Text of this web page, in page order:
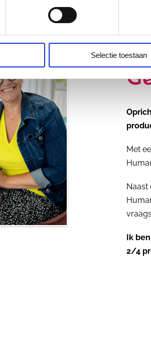
Selectie toestaan
Ik
Met
Ik
2/4